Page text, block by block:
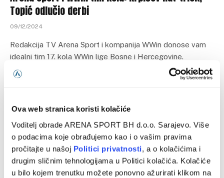
Ova web stranica koristi kolačiće
Voditelj obrade ARENA SPORT BH d.o.o. Sarajevo. Više
o podacima koje obrađujemo kao i o vašim pravima
pročitajte u našoj Politici privatnosti, a o kolačićima i
drugim sličnim tehnologijama u Politici kolačića. Kolačiće
u bilo kojem trenutku možete ponovno ažurirati klikom na
Topić odlučio derbi
09/12/2024
Redakcija TV Arena Sport i kompanija WWin donose vam
idealni tim 17. kola WWin lige Bosne i Hercegovine.
GOLMAN: Marko…